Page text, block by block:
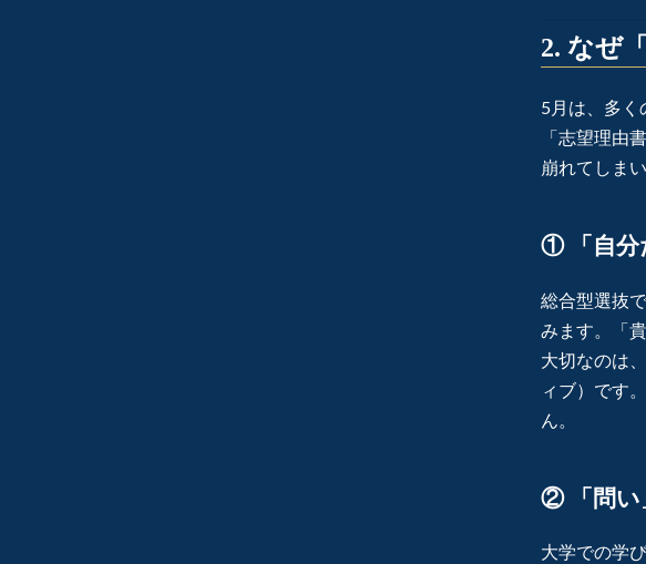
2. なぜ
5月は、多く
「志望理由
崩れてしまい
① 「自分
総合型選抜
みます。「
大切なのは、
ィブ）です
ん。
② 「問い
大学での学